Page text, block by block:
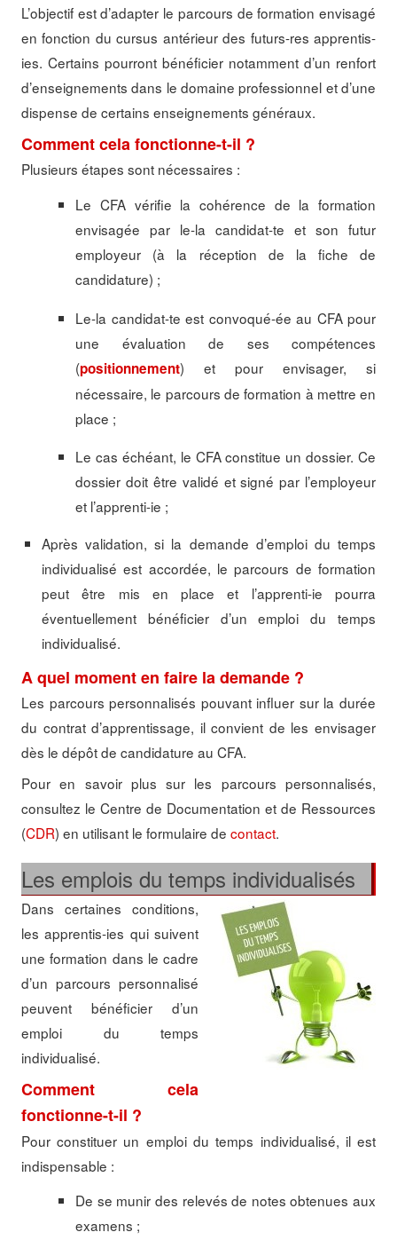
L’objectif est d’adapter le parcours de formation envisagé
en fonction du cursus antérieur des futurs-res apprentis-
ies. Certains pourront bénéficier notamment d’un renfort
d’enseignements dans le domaine professionnel et d’une
dispense de certains enseignements généraux.
Comment cela fonctionne-t-il ?
Plusieurs étapes sont nécessaires :
Le CFA vérifie la cohérence de la formation
envisagée par le-la candidat-te et son futur
employeur (à la réception de la fiche de
candidature) ;
Le-la candidat-te est convoqué-ée au CFA pour
une évaluation de ses compétences
(positionnement) et pour envisager, si
nécessaire, le parcours de formation à mettre en
place ;
Le cas échéant, le CFA constitue un dossier. Ce
dossier doit être validé et signé par l’employeur
et l’apprenti-ie ;
Après validation, si la demande d’emploi du temps
individualisé est accordée, le parcours de formation
peut être mis en place et l’apprenti-ie pourra
éventuellement bénéficier d’un emploi du temps
individualisé.
A quel moment en faire la demande ?
Les parcours personnalisés pouvant influer sur la durée
du contrat d’apprentissage, il convient de les envisager
dès le dépôt de candidature au CFA.
Pour en savoir plus sur les parcours personnalisés,
consultez le Centre de Documentation et de Ressources
(CDR) en utilisant le formulaire de contact.
Les emplois du temps individualisés
Dans certaines conditions,
les apprentis-ies qui suivent
une formation dans le cadre
d’un parcours personnalisé
peuvent bénéficier d’un
emploi du temps
individualisé.
Comment cela
fonctionne-t-il ?
Pour constituer un emploi du temps individualisé, il est
indispensable :
De se munir des relevés de notes obtenues aux
examens ;